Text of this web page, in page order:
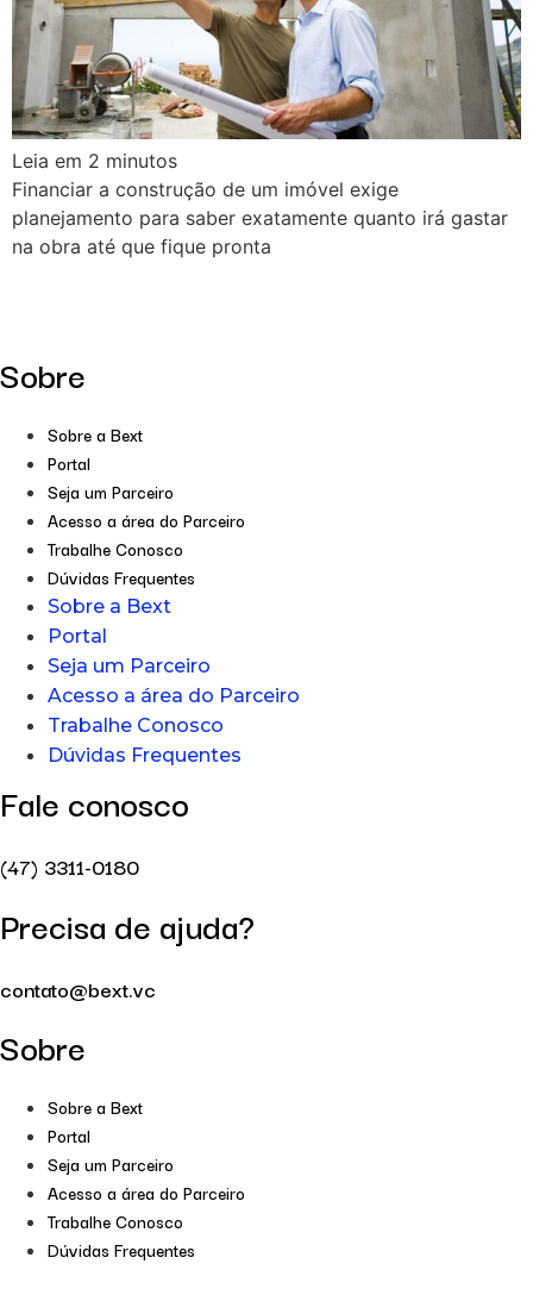
Leia em 2 minutos
Financiar a construção de um imóvel exige
planejamento para saber exatamente quanto irá gastar
na obra até que fique pronta
Sobre
Sobre a Bext
Portal
Seja um Parceiro
Acesso a área do Parceiro
Trabalhe Conosco
Dúvidas Frequentes
Sobre a Bext
Portal
Seja um Parceiro
Acesso a área do Parceiro
Trabalhe Conosco
Dúvidas Frequentes
Fale conosco
(47) 3311-0180
Precisa de ajuda?
contato@bext.vc
Sobre
Sobre a Bext
Portal
Seja um Parceiro
Acesso a área do Parceiro
Trabalhe Conosco
Dúvidas Frequentes